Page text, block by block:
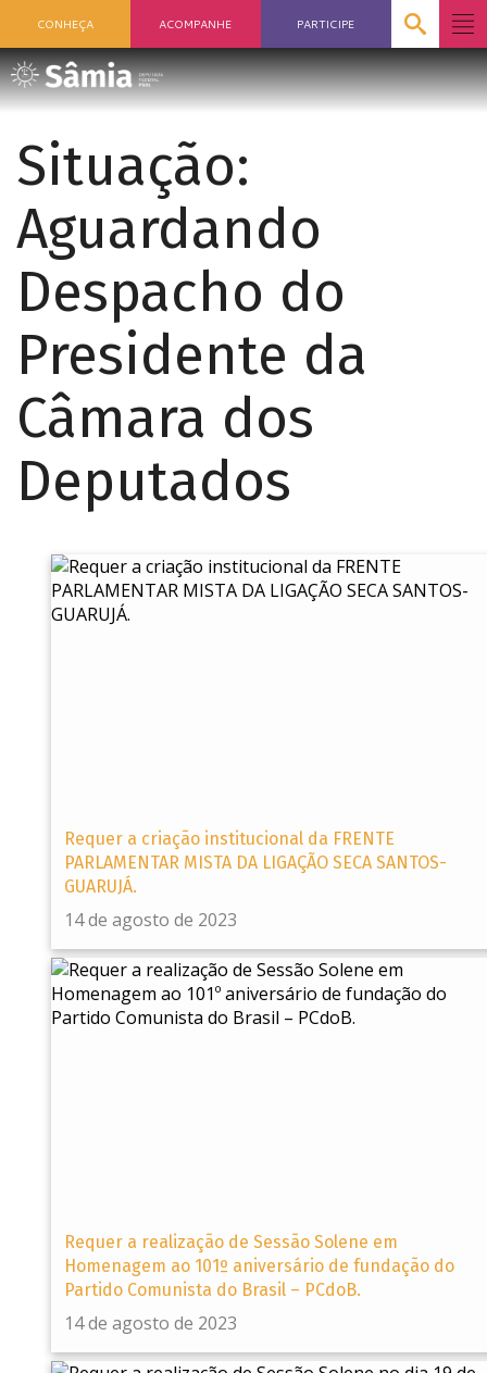
CONHEÇA ACOMPANHE PARTICIPE
Situação:
Aguardando
Despacho do
Presidente da
Câmara dos
Deputados
Requer a criação institucional da FRENTE
PARLAMENTAR MISTA DA LIGAÇÃO SECA SANTOS-
GUARUJÁ.
14 de agosto de 2023
Requer a realização de Sessão Solene em
Homenagem ao 101º aniversário de fundação do
Partido Comunista do Brasil – PCdoB.
14 de agosto de 2023